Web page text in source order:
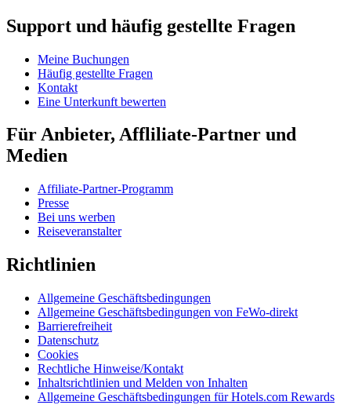
Support und häufig gestellte Fragen
Meine Buchungen
Häufig gestellte Fragen
Kontakt
Eine Unterkunft bewerten
Für Anbieter, Affliliate-Partner und
Medien
Affiliate-Partner-Programm
Presse
Bei uns werben
Reiseveranstalter
Richtlinien
Allgemeine Geschäftsbedingungen
Allgemeine Geschäftsbedingungen von FeWo-direkt
Barrierefreiheit
Datenschutz
Cookies
Rechtliche Hinweise/Kontakt
Inhaltsrichtlinien und Melden von Inhalten
Allgemeine Geschäftsbedingungen für Hotels.com Rewards